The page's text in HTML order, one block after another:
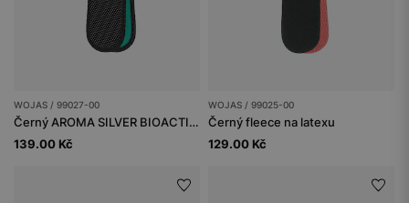
WOJAS / 99027-00
Černý AROMA SILVER BIOACTIVE
139.00 Kč
WOJAS / 99025-00
Černý fleece na latexu
129.00 Kč